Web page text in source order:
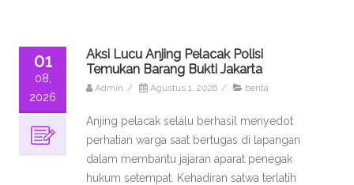
01
08,
2026
Aksi Lucu Anjing Pelacak Polisi
Temukan Barang Bukti Jakarta
Admin / Agustus 1, 2026 / berita
Anjing pelacak selalu berhasil menyedot
perhatian warga saat bertugas di lapangan
dalam membantu jajaran aparat penegak
hukum setempat. Kehadiran satwa terlatih